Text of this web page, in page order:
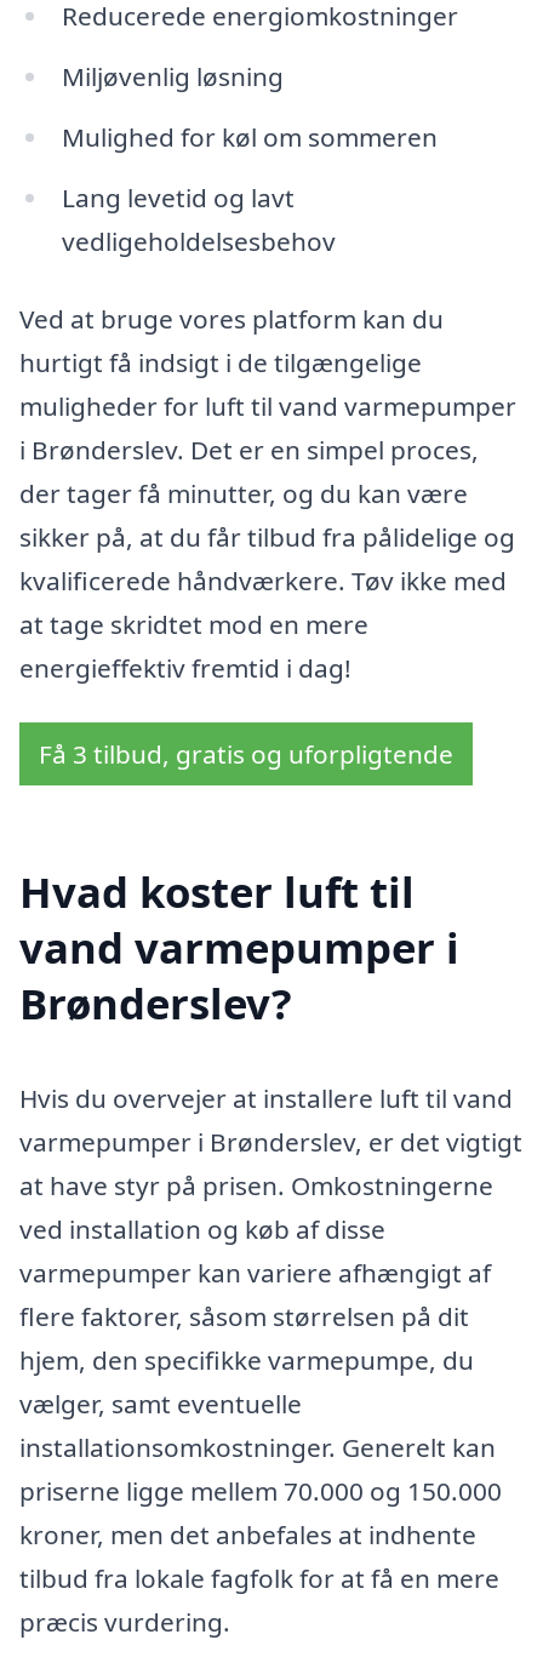
Reducerede energiomkostninger
Miljøvenlig løsning
Mulighed for køl om sommeren
Lang levetid og lavt
vedligeholdelsesbehov
Ved at bruge vores platform kan du
hurtigt få indsigt i de tilgængelige
muligheder for luft til vand varmepumper
i Brønderslev. Det er en simpel proces,
der tager få minutter, og du kan være
sikker på, at du får tilbud fra pålidelige og
kvalificerede håndværkere. Tøv ikke med
at tage skridtet mod en mere
energieffektiv fremtid i dag!
Få 3 tilbud, gratis og uforpligtende
Hvad koster luft til
vand varmepumper i
Brønderslev?
Hvis du overvejer at installere luft til vand
varmepumper i Brønderslev, er det vigtigt
at have styr på prisen. Omkostningerne
ved installation og køb af disse
varmepumper kan variere afhængigt af
flere faktorer, såsom størrelsen på dit
hjem, den specifikke varmepumpe, du
vælger, samt eventuelle
installationsomkostninger. Generelt kan
priserne ligge mellem 70.000 og 150.000
kroner, men det anbefales at indhente
tilbud fra lokale fagfolk for at få en mere
præcis vurdering.